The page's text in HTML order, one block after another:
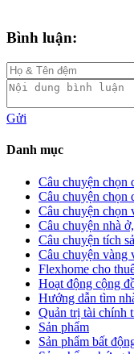
Bình luận:
Gửi
Danh mục
Câu chuyện chọn
Câu chuyện chọn
Câu chuyện chọn
Câu chuyện nhà
Câu chuyện tích
Câu chuyện vàng
Flexhome cho
Hoạt động cộng
Hướng dẫn tìm
Quản trị tài chính
Sản phẩm
Sản phẩm bất